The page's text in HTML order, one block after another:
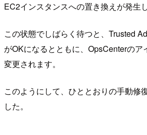
EC2インスタンスへの置き換えが発生し
この状態でしばらく待つと、Trusted
がOKになるとともに、OpsCenterのア
変更されます。
このようにして、ひととおりの手動修
した。